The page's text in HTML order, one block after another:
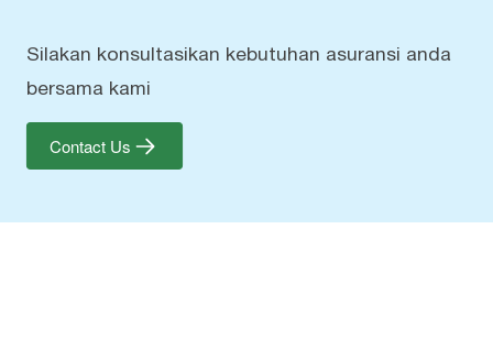
Silakan konsultasikan kebutuhan asuransi anda
bersama kami
Contact Us